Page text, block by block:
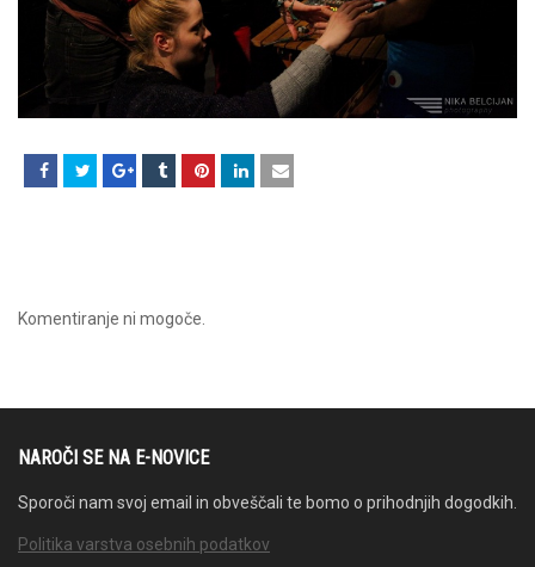
Komentiranje ni mogoče.
NAROČI SE NA E-NOVICE
Sporoči nam svoj email in obveščali te bomo o prihodnjih dogodkih.
Politika varstva osebnih podatkov